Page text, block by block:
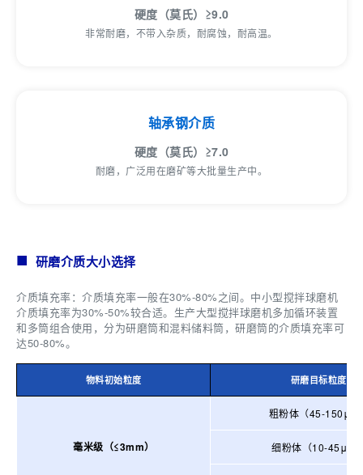
硬度（莫氏）≥9.0
非常耐磨，不带入杂质，耐腐蚀，耐高温。
轴承钢介质
硬度（莫氏）≥7.0
耐磨，广泛用在磨矿等大批量生产中。
研磨介质大小选择
介质填充率：介质填充率一般在30%-80%之间。中小型搅拌球磨机
介质填充率为30%-50%较合适。生产大型搅拌球磨机多加循环装置
和多筒组合使用，分为研磨筒和混料储料筒，研磨筒的介质填充率可
达50-80%。
物料初始粒度 研磨目标粒度
毫米级（≤3mm）
粗粉体（45-150μm
细粉体（10-45μm